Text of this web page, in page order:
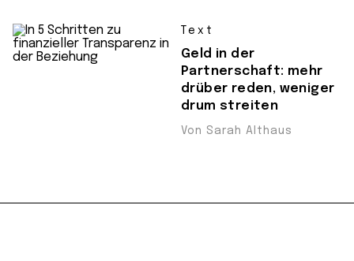
Text
Geld in der
Partnerschaft: mehr
drüber reden, weniger
drum streiten
Von Sarah Althaus